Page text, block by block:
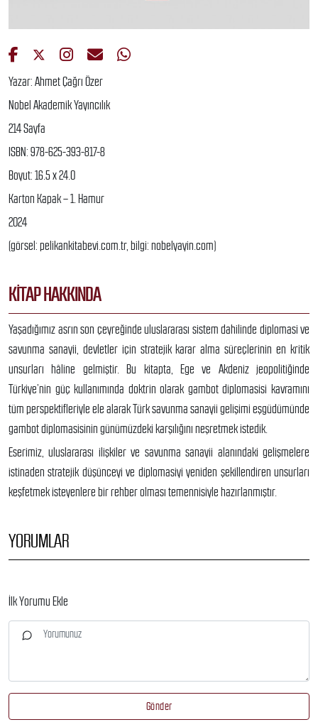
Yazar: Ahmet Çağrı Özer
Nobel Akademik Yayıncılık
214 Sayfa
ISBN: 978-625-393-817-8
Boyut: 16.5 x 24.0
Karton Kapak – 1. Hamur
2024
(görsel: pelikankitabevi.com.tr, bilgi: nobelyayin.com)
KITAP HAKKINDA
Yaşadığımız asrın son çeyreğinde uluslararası sistem dahilinde diplomasi ve
savunma sanayii, devletler için stratejik karar alma süreçlerinin en kritik
unsurları hâline gelmiştir. Bu kitapta, Ege ve Akdeniz jeopolitiğinde
Türkiye’nin güç kullanımında doktrin olarak gambot diplomasisi kavramını
tüm perspektifleriyle ele alarak Türk savunma sanayii gelişimi eşgüdümünde
gambot diplomasisinin günümüzdeki karşılığını neşretmek istedik.
Eserimiz, uluslararası ilişkiler ve savunma sanayii alanındaki gelişmelere
istinaden stratejik düşünceyi ve diplomasiyi yeniden şekillendiren unsurları
keşfetmek isteyenlere bir rehber olması temennisiyle hazırlanmıştır.
YORUMLAR
İlk Yorumu Ekle
Gönder